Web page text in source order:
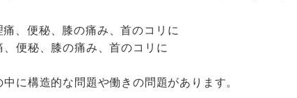
便秘、膝の痛み、首のコリに
に構造的な問題や働きの問題があります。